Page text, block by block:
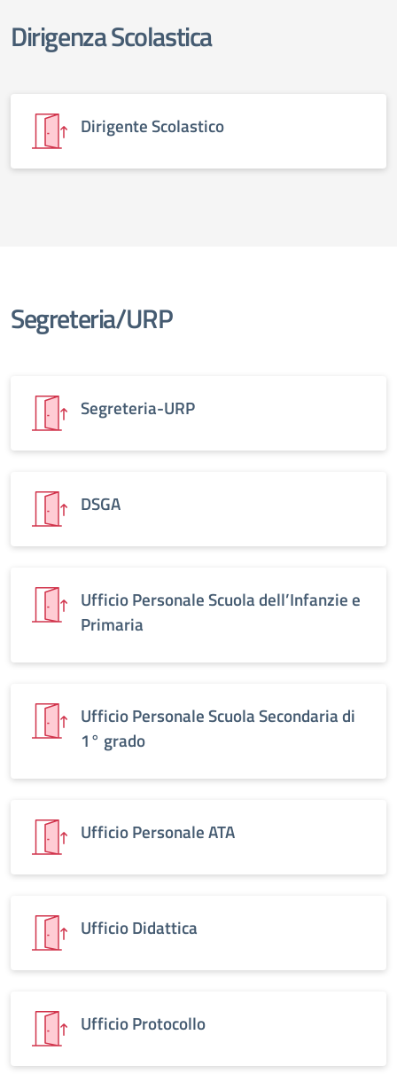
elenco degli organi
Dirigenza Scolastica
Dirigente Scolastico
Segreteria/URP
Segreteria-URP
DSGA
Ufficio Personale Scuola dell’Infanzie e
Primaria
Ufficio Personale Scuola Secondaria di
1° grado
Ufficio Personale ATA
Ufficio Didattica
Ufficio Protocollo